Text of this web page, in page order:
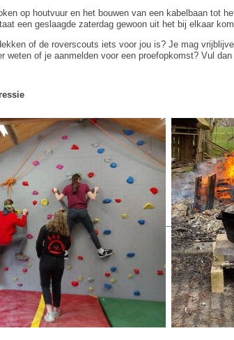
op houtvuur en het bouwen van een kabelbaan tot
een geslaagde zaterdag gewoon uit het bij elkaar
of de roverscouts iets voor jou is? Je mag
weten of je aanmelden voor een proefopkomst? Vul